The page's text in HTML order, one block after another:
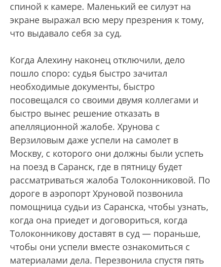
спиной к камере. Маленький ее силуэт на
экране выражал всю меру презрения к тому,
что выдавало себя за суд.
Когда Алехину наконец отключили, дело
пошло споро: судья быстро зачитал
необходимые документы, быстро
посовещался со своими двумя коллегами и
быстро вынес решение отказать в
апелляционной жалобе. Хрунова с
Верзиловым даже успели на самолет в
Москву, с которого они должны были успеть
на поезд в Саранск, где в пятницу будет
рассматриваться жалоба Толоконниковой. По
дороге в аэропорт Хруновой позвонила
помощница судьи из Саранска, чтобы узнать,
когда она приедет и договориться, когда
Толоконникову доставят в суд — пораньше,
чтобы они успели вместе ознакомиться с
материалами дела. Перезвонила спустя пять